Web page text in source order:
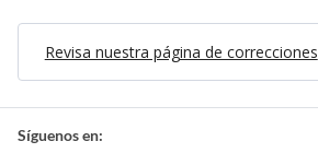
Revisa nuestra página de correcciones
Síguenos en: